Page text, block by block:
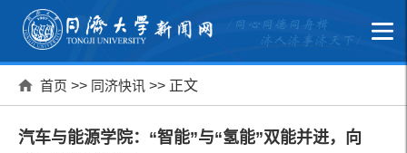
首页 >> 同济快讯 >> 正文
汽车与能源学院：“智能”与“氢能”双能并进，向